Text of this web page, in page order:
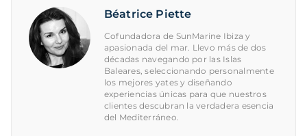
Béatrice Piette
Cofundadora de SunMarine Ibiza y
apasionada del mar. Llevo más de dos
décadas navegando por las Islas
Baleares, seleccionando personalmente
los mejores yates y diseñando
experiencias únicas para que nuestros
clientes descubran la verdadera esencia
del Mediterráneo.